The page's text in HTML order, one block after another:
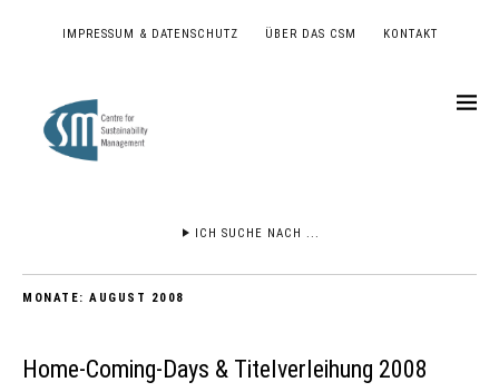
IMPRESSUM & DATENSCHUTZ ÜBER DAS CSM KONTAKT
ICH SUCHE NACH ...
MONATE: AUGUST 2008
Home-Coming-Days & Titelverleihung 2008